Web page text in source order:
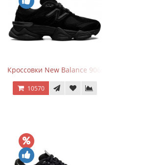
Кроссовки New Balance 9060 Triple Black
10570